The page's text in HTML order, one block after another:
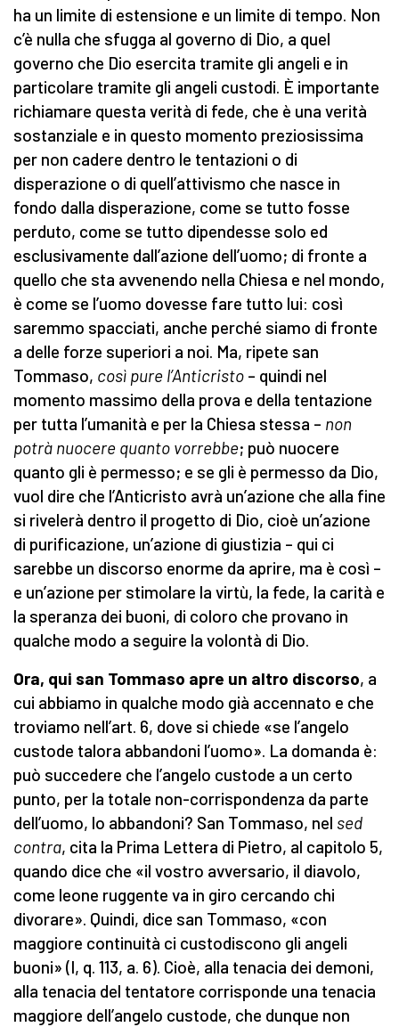
ha un limite di estensione e un limite di tempo. Non
c’è nulla che sfugga al governo di Dio, a quel
governo che Dio esercita tramite gli angeli e in
particolare tramite gli angeli custodi. È importante
richiamare questa verità di fede, che è una verità
sostanziale e in questo momento preziosissima
per non cadere dentro le tentazioni o di
disperazione o di quell’attivismo che nasce in
fondo dalla disperazione, come se tutto fosse
perduto, come se tutto dipendesse solo ed
esclusivamente dall’azione dell’uomo; di fronte a
quello che sta avvenendo nella Chiesa e nel mondo,
è come se l’uomo dovesse fare tutto lui: così
saremmo spacciati, anche perché siamo di fronte
a delle forze superiori a noi. Ma, ripete san
Tommaso, così pure l’Anticristo – quindi nel
momento massimo della prova e della tentazione
per tutta l’umanità e per la Chiesa stessa – non
potrà nuocere quanto vorrebbe; può nuocere
quanto gli è permesso; e se gli è permesso da Dio,
vuol dire che l’Anticristo avrà un’azione che alla fine
si rivelerà dentro il progetto di Dio, cioè un’azione
di purificazione, un’azione di giustizia – qui ci
sarebbe un discorso enorme da aprire, ma è così –
e un’azione per stimolare la virtù, la fede, la carità e
la speranza dei buoni, di coloro che provano in
qualche modo a seguire la volontà di Dio.
Ora, qui san Tommaso apre un altro discorso, a
cui abbiamo in qualche modo già accennato e che
troviamo nell’art. 6, dove si chiede «se l’angelo
custode talora abbandoni l’uomo». La domanda è:
può succedere che l’angelo custode a un certo
punto, per la totale non-corrispondenza da parte
dell’uomo, lo abbandoni? San Tommaso, nel sed
contra, cita la Prima Lettera di Pietro, al capitolo 5,
quando dice che «il vostro avversario, il diavolo,
come leone ruggente va in giro cercando chi
divorare». Quindi, dice san Tommaso, «con
maggiore continuità ci custodiscono gli angeli
buoni» (I, q. 113, a. 6). Cioè, alla tenacia dei demoni,
alla tenacia del tentatore corrisponde una tenacia
maggiore dell’angelo custode, che dunque non